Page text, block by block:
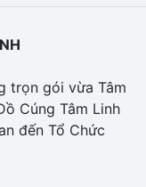
trọn gói vừa Tâm
Cúng Tâm Linh
đến Tổ Chức